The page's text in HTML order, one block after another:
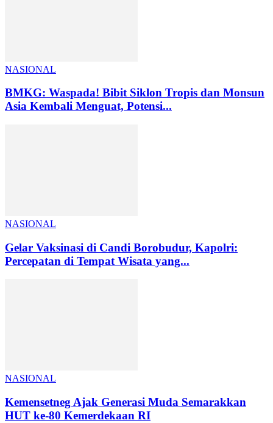
NASIONAL
BMKG: Waspada! Bibit Siklon Tropis dan Monsun
Asia Kembali Menguat, Potensi...
NASIONAL
Gelar Vaksinasi di Candi Borobudur, Kapolri:
Percepatan di Tempat Wisata yang...
NASIONAL
Kemensetneg Ajak Generasi Muda Semarakkan
HUT ke-80 Kemerdekaan RI